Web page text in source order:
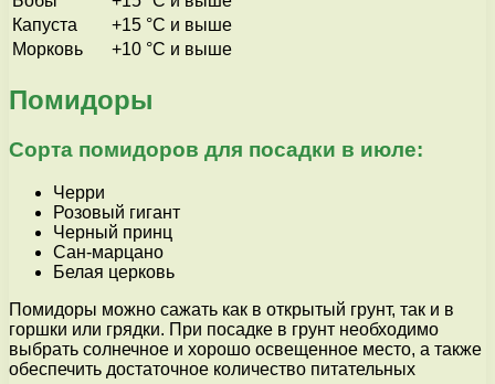
Капуста
+15 °C и выше
Морковь
+10 °C и выше
Помидоры
Сорта помидоров для посадки в июле:
Черри
Розовый гигант
Черный принц
Сан-марцано
Белая церковь
Помидоры можно сажать как в открытый грунт, так и в
горшки или грядки. При посадке в грунт необходимо
выбрать солнечное и хорошо освещенное место, а также
обеспечить достаточное количество питательных